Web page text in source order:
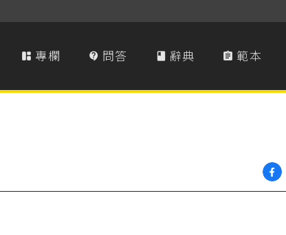
 專欄  問答  辭典  範本